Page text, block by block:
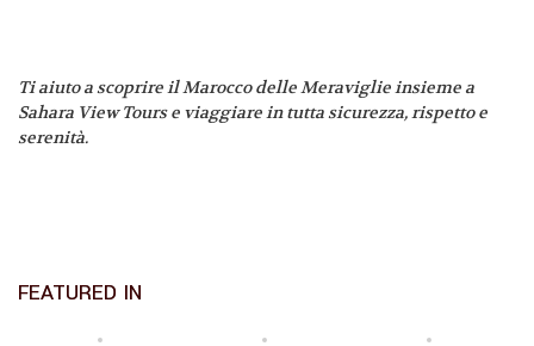
Ti aiuto a scoprire il Marocco delle Meraviglie insieme a
Sahara View Tours e viaggiare in tutta sicurezza, rispetto e
serenità.
FEATURED IN